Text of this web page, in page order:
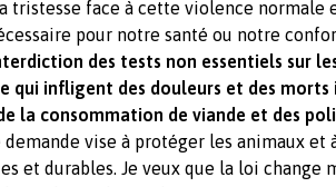
tristesse face à cette violence normale
pour notre santé ou notre
des tests non essentiels sur
qui infligent des douleurs et des morts
la consommation de viande et des
demande vise à protéger les animaux et
et durables. Je veux que la loi change